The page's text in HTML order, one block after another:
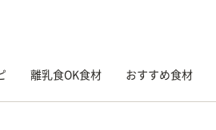
離乳食OK食材 おすすめ食材